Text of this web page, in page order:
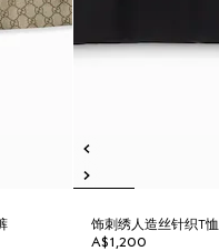
饰刺绣人造丝针织T恤
A$1,200